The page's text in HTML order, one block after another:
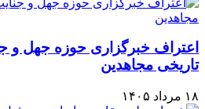
اعتراف خبرگزاری حوزه جهل و
تاریخی مجاهدین
۱۸ مرداد ۱۴۰۵